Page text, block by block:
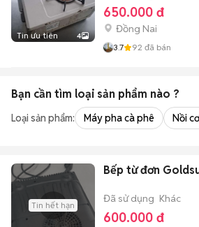
Tin ưu tiên 4
650.000 đ
Đồng Nai
3.7 92 đã bán
Bạn cần tìm loại sản phẩm nào ?
Loại sản phẩm: Máy pha cà phê Nồi
Tin hết hạn
Bếp từ đơn
Đã sử dụng Khác
600.000 đ